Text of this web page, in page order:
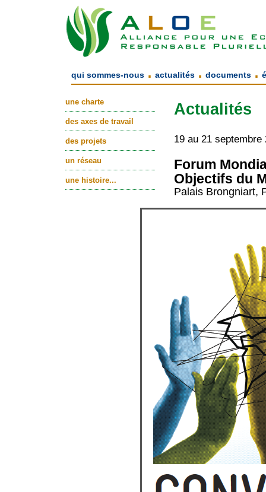
qui sommes-nous . actualités . documents .
une charte
des axes de travail
des projets
un réseau
une histoire...
Actualités
19 au 21 septembre
Forum
Objectifs du
Palais Brongniart,